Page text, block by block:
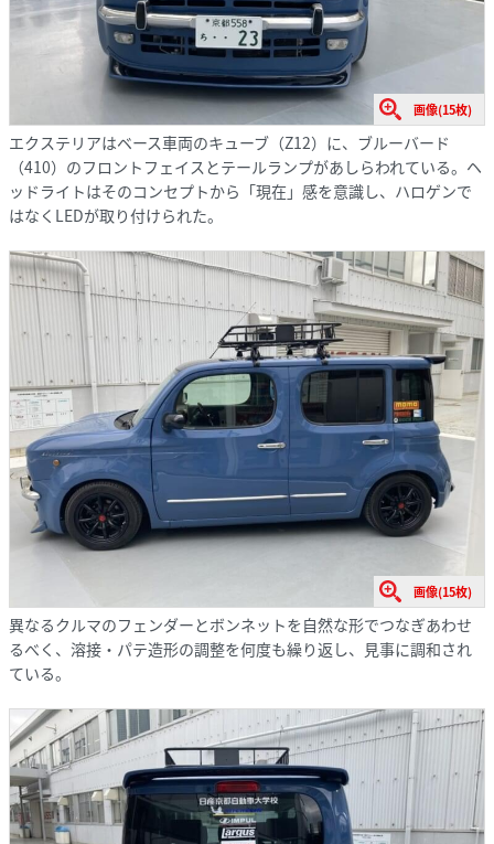
画像(15枚)
エクステリアはベース車両のキューブ（Z12）に、ブルーバード
（410）のフロントフェイスとテールランプがあしらわれている。ヘ
ッドライトはそのコンセプトから「現在」感を意識し、ハロゲンで
はなくLEDが取り付けられた。
画像(15枚)
異なるクルマのフェンダーとボンネットを自然な形でつなぎあわせ
るべく、溶接・パテ造形の調整を何度も繰り返し、見事に調和され
ている。